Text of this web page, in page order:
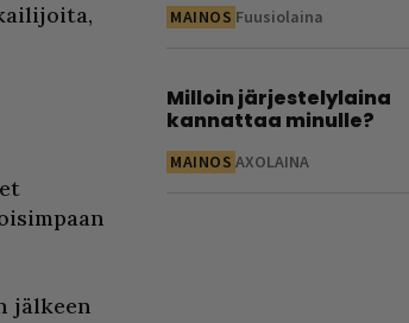
jälkeen
MAINOS Fuusiolaina
Milloin järjestelylaina
kannattaa minulle?
MAINOS AXOLAINA